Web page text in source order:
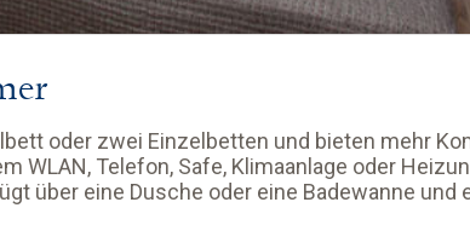
oder zwei Einzelbetten und bieten mehr
Telefon, Safe, Klimaanlage oder
über eine Dusche oder eine Badewanne und